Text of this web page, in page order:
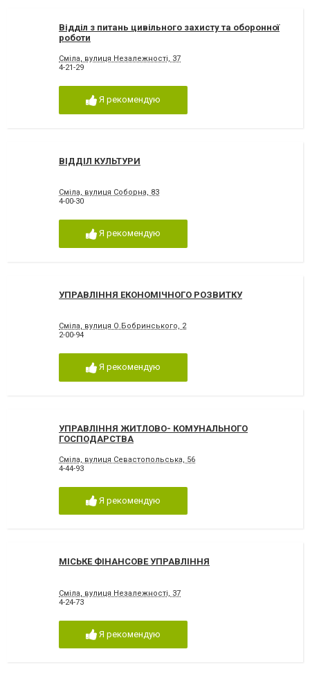
Відділ з питань цивільного захисту та оборонної
роботи
Сміла, вулиця Незалежності, 37
4-21-29
Я рекомендую
ВІДДІЛ КУЛЬТУРИ
Сміла, вулиця Соборна, 83
4-00-30
Я рекомендую
УПРАВЛІННЯ ЕКОНОМІЧНОГО РОЗВИТКУ
Сміла, вулиця О.Бобринського, 2
2-00-94
Я рекомендую
УПРАВЛІННЯ ЖИТЛОВО- КОМУНАЛЬНОГО
ГОСПОДАРСТВА
Сміла, вулиця Севастопольська, 56
4-44-93
Я рекомендую
МІСЬКЕ ФІНАНСОВЕ УПРАВЛІННЯ
Сміла, вулиця Незалежності, 37
4-24-73
Я рекомендую